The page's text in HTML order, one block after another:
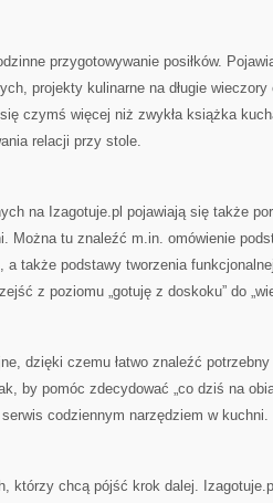
przygotowywanie posiłków.
projekty kulinarne na długie
czymś więcej niż zwykła książka
relacji przy stole.
na Izagotuje.pl pojawiają się także
Można tu znaleźć m.in. omówienie
a także podstawy tworzenia
z poziomu „gotuję z doskoku” do
dzięki czemu łatwo znaleźć
by pomóc zdecydować „co dziś na
codziennym narzędziem w kuchni.
którzy chcą pójść krok dalej.